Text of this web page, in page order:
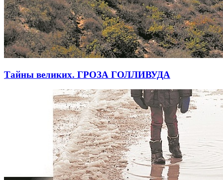
Тайны великих. ГРОЗА ГОЛЛИВУДА